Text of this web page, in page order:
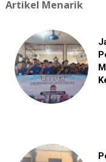
Artikel Menarik